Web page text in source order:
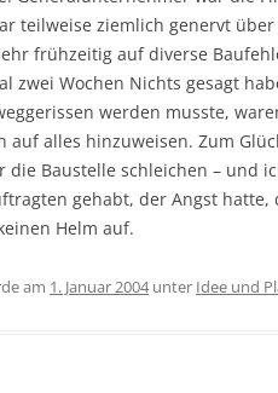
teilweise ziemlich genervt
frühzeitig auf diverse
zwei Wochen Nichts gesagt
werden musste,
auf alles hinzuweisen. Zum
die Baustelle schleichen – und
gehabt, der Angst
Helm auf.
am 1. Januar 2004unter Idee und